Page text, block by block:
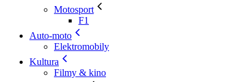
Motosport
F1
Auto-moto
Elektromobily
Kultura
Filmy & kino